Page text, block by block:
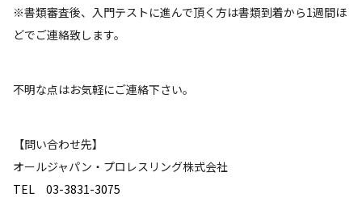
※書類審査後、入門テストに進んで頂く方は書類到着から1週間ほ
どでご連絡致します。
不明な点はお気軽にご連絡下さい。
【問い合わせ先】
オールジャパン・プロレスリング株式会社
TEL 03-3831-3075